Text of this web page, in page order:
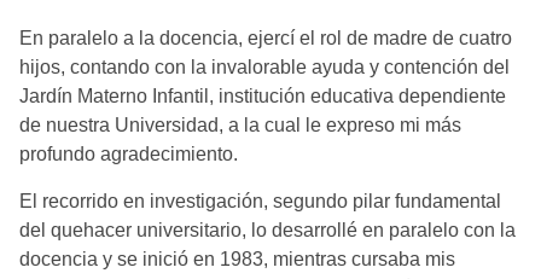
En paralelo a la docencia, ejercí el rol de madre de cuatro
hijos, contando con la invalorable ayuda y contención del
Jardín Materno Infantil, institución educativa dependiente
de nuestra Universidad, a la cual le expreso mi más
profundo agradecimiento.
El recorrido en investigación, segundo pilar fundamental
del quehacer universitario, lo desarrollé en paralelo con la
docencia y se inició en 1983, mientras cursaba mis